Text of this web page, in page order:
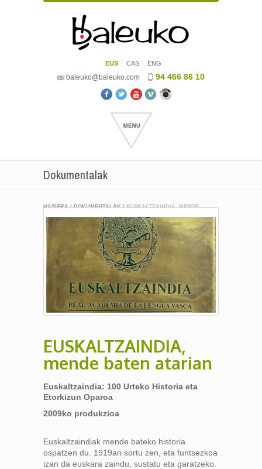
EUS CAS ENG
baleuko@baleuko.com 94 466 86 10
Dokumentalak
HASIERA/DOKUMENTALAK/EUSKALTZAINDIA, MENDE
EUSKALTZAINDIA,
mende baten atarian
Euskaltzaindia: 100 Urteko Historia eta
Etorkizun Oparoa
2009ko produkzioa
Euskaltzaindiak mende bateko historia
ospatzen du. 1919an sortu zen, eta funtsezkoa
izan da euskara zaindu, sustatu eta garatzeko.